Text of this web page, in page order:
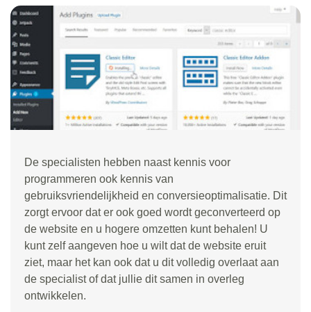
De specialisten hebben naast kennis voor
programmeren ook kennis van
gebruiksvriendelijkheid en conversieoptimalisatie. Dit
zorgt ervoor dat er ook goed wordt geconverteerd op
de website en u hogere omzetten kunt behalen! U
kunt zelf aangeven hoe u wilt dat de website eruit
ziet, maar het kan ook dat u dit volledig overlaat aan
de specialist of dat jullie dit samen in overleg
ontwikkelen.